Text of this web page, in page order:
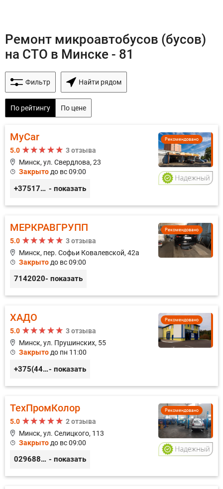
Ремонт микроавтобусов (бусов)
на СТО в Минске - 81
Фильтр Найти рядом
По рейтингу По цене
Рекомендовано
MyCar
5.0
3 отзыва
Минск, ул. Свердлова, 23
Закрыто до вс 09:00
+375173212443 - показать
Рекомендовано
МЕРКРАВГРУПП
5.0
3 отзыва
Минск, пер. Софьи Ковалевской, 42а
Закрыто до вс 09:00
7142020- показать
Рекомендовано
ХАДО
5.0
3 отзыва
Минск, ул. Прушинских, 55
Закрыто до пн 11:00
+375(44) 559-27-77- показать
Рекомендовано
ТехПромКолор
5.0
2 отзыва
Минск, ул. Селицкого, 113
Закрыто до вс 09:00
0296889898 - показать